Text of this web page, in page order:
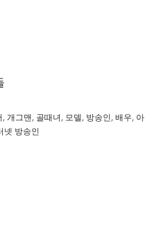
, 개그맨, 골때녀, 모델, 방송인, 배우, 아
넷 방송인